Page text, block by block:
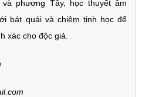
phương Tây, học thuyết âm
bát quái và chiêm tinh học để
xác cho độc giả.